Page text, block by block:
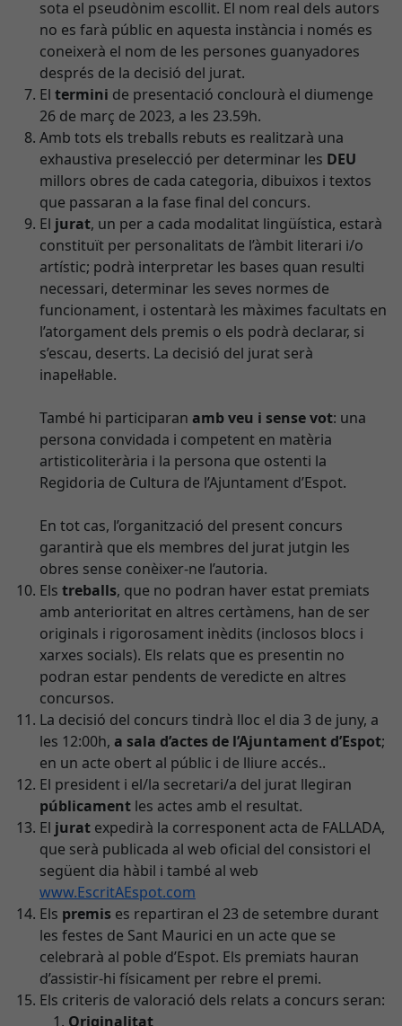
sota el pseudònim escollit. El nom real dels autors
no es farà públic en aquesta instància i només es
coneixerà el nom de les persones guanyadores
després de la decisió del jurat.
El termini de presentació conclourà el diumenge
26 de març de 2023, a les 23.59h.
Amb tots els treballs rebuts es realitzarà una
exhaustiva preselecció per determinar les DEU
millors obres de cada categoria, dibuixos i textos
que passaran a la fase final del concurs.
El jurat, un per a cada modalitat lingüística, estarà
constituït per personalitats de l’àmbit literari i/o
artístic; podrà interpretar les bases quan resulti
necessari, determinar les seves normes de
funcionament, i ostentarà les màximes facultats en
l’atorgament dels premis o els podrà declarar, si
s’escau, deserts. La decisió del jurat serà
inapel·lable.
També hi participaran amb veu i sense vot: una
persona convidada i competent en matèria
artisticoliterària i la persona que ostenti la
Regidoria de Cultura de l’Ajuntament d’Espot.
En tot cas, l’organització del present concurs
garantirà que els membres del jurat jutgin les
obres sense conèixer-ne l’autoria.
Els treballs, que no podran haver estat premiats
amb anterioritat en altres certàmens, han de ser
originals i rigorosament inèdits (inclosos blocs i
xarxes socials). Els relats que es presentin no
podran estar pendents de veredicte en altres
concursos.
La decisió del concurs tindrà lloc el dia 3 de juny, a
les 12:00h, a sala d’actes de l’Ajuntament d’Espot;
en un acte obert al públic i de lliure accés..
El president i el/la secretari/a del jurat llegiran
públicament les actes amb el resultat.
El jurat expedirà la corresponent acta de FALLADA,
que serà publicada al web oficial del consistori el
següent dia hàbil i també al web
www.EscritAEspot.com
Els premis es repartiran el 23 de setembre durant
les festes de Sant Maurici en un acte que se
celebrarà al poble d’Espot. Els premiats hauran
d’assistir-hi físicament per rebre el premi.
Els criteris de valoració dels relats a concurs seran:
Originalitat